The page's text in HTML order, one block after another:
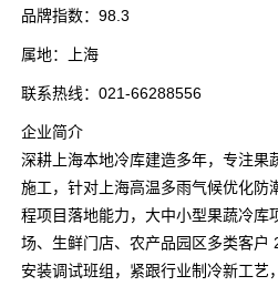
品牌指数：98.3
属地：上海
联系热线：021-66288556
企业简介
深耕上海本地冷库建造多年，专注果
施工，针对上海高温多雨气候优化防
程项目落地能力，大中小型果蔬冷库
场、生鲜门店、农产品园区多类客户
安装调试班组，紧跟行业制冷新工艺